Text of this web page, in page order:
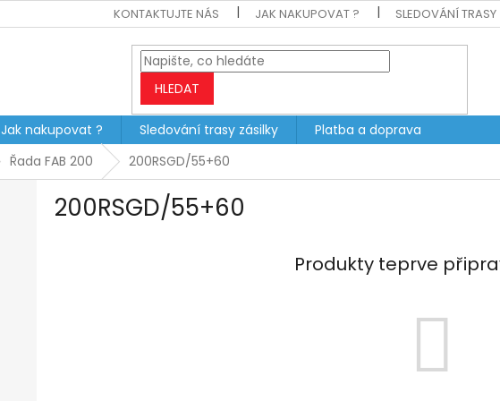
KONTAKTUJTE NÁS JAK NAKUPOVAT ? SLEDOVÁNÍ TRASY
HLEDAT
Jak nakupovat ? Sledování trasy zásilky
Platba a doprava
Řada FAB 200 200RSGD/55+60
200RSGD/55+60
Produkty teprve